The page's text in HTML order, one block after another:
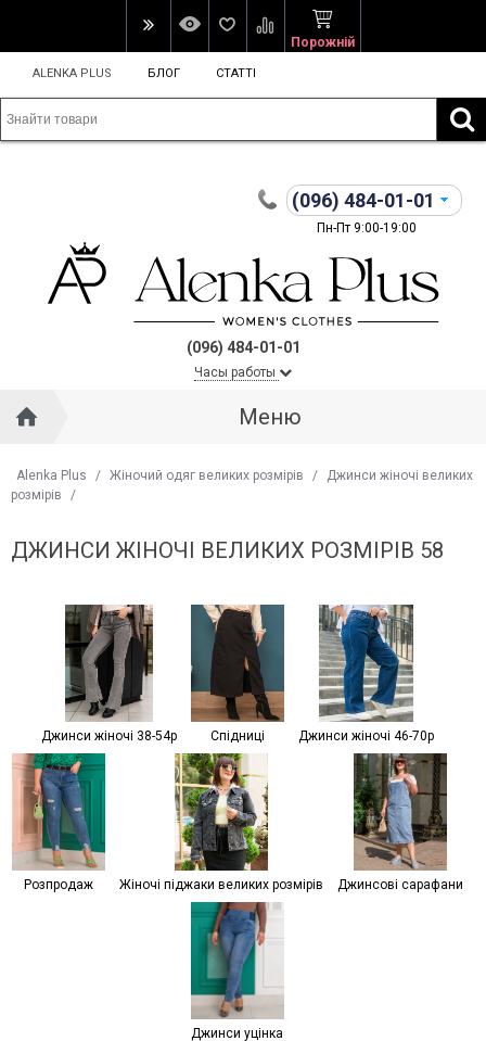
Порожній
ALENKA PLUS БЛОГ СТАТТІ
(096) 484-01-01
Пн-Пт 9:00-19:00
(096) 484-01-01
Часы работы
Меню
Alenka Plus / Жіночий одяг великих розмірів /
Джинси жіночі великих
розмірів
/
ДЖИНСИ ЖІНОЧІ ВЕЛИКИХ РОЗМІРІВ 58
Джинси жіночі 38-54р Спідниці Джинси жіночі 46-70р
Розпродаж Жіночі піджаки великих розмірів Джинсові сарафани
Джинси уцінка